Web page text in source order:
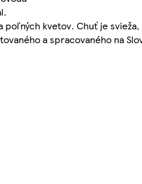
kvetov. Chuť je
a spracovaného na